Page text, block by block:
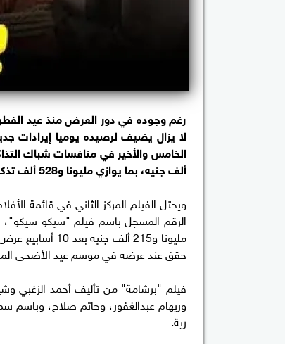
رغم وجوده في دور العرض منذ عيد
ألف جنيه، بما يوازي مليونا و528 ألف تذكرة.
ويحتل الفيلم المركز الثاني في قائمة
مليونا و215
حقق عند عرضه في موسم عيد الأضحى الماضي نحو 260 مليون جنيه،
فيلم "برشامة" من تأليف أحمد الزغبي
وريهام عبدالغفور، وحاتم صلاح،
رية.